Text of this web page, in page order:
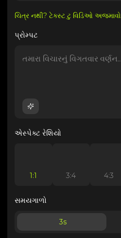
ચિત્ર નથી? ટેક્સ્ટ ટુ વિડિઓ અજમાવો
પ્રોમ્પટ
એસ્પેક્ટ રેશિયો
1:1 3:4 4:3
સમયગાળો
3s